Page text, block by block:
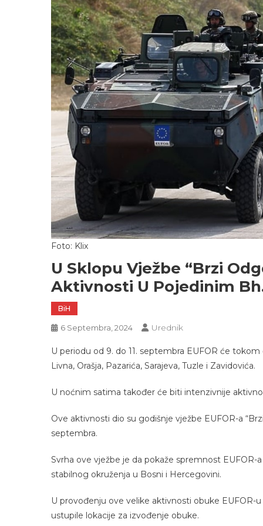
Foto: Klix
U Sklopu Vježbe “Brzi
Aktivnosti U Pojedinim
BiH
6 Septembra, 2024 Urednik
U periodu od 9. do 11. septembra EUFOR će
Livna, Orašja, Pazarića, Sarajeva, Tuzle i Zavidovića.
U noćnim satima također će biti intenzivnije
Ove aktivnosti dio su godišnje vježbe EUFOR-a
septembra.
Svrha ove vježbe je da pokaže spremnost
stabilnog okruženja u Bosni i Hercegovini.
U provođenju ove velike aktivnosti obuke EUFOR-
ustupile lokacije za izvođenje obuke.